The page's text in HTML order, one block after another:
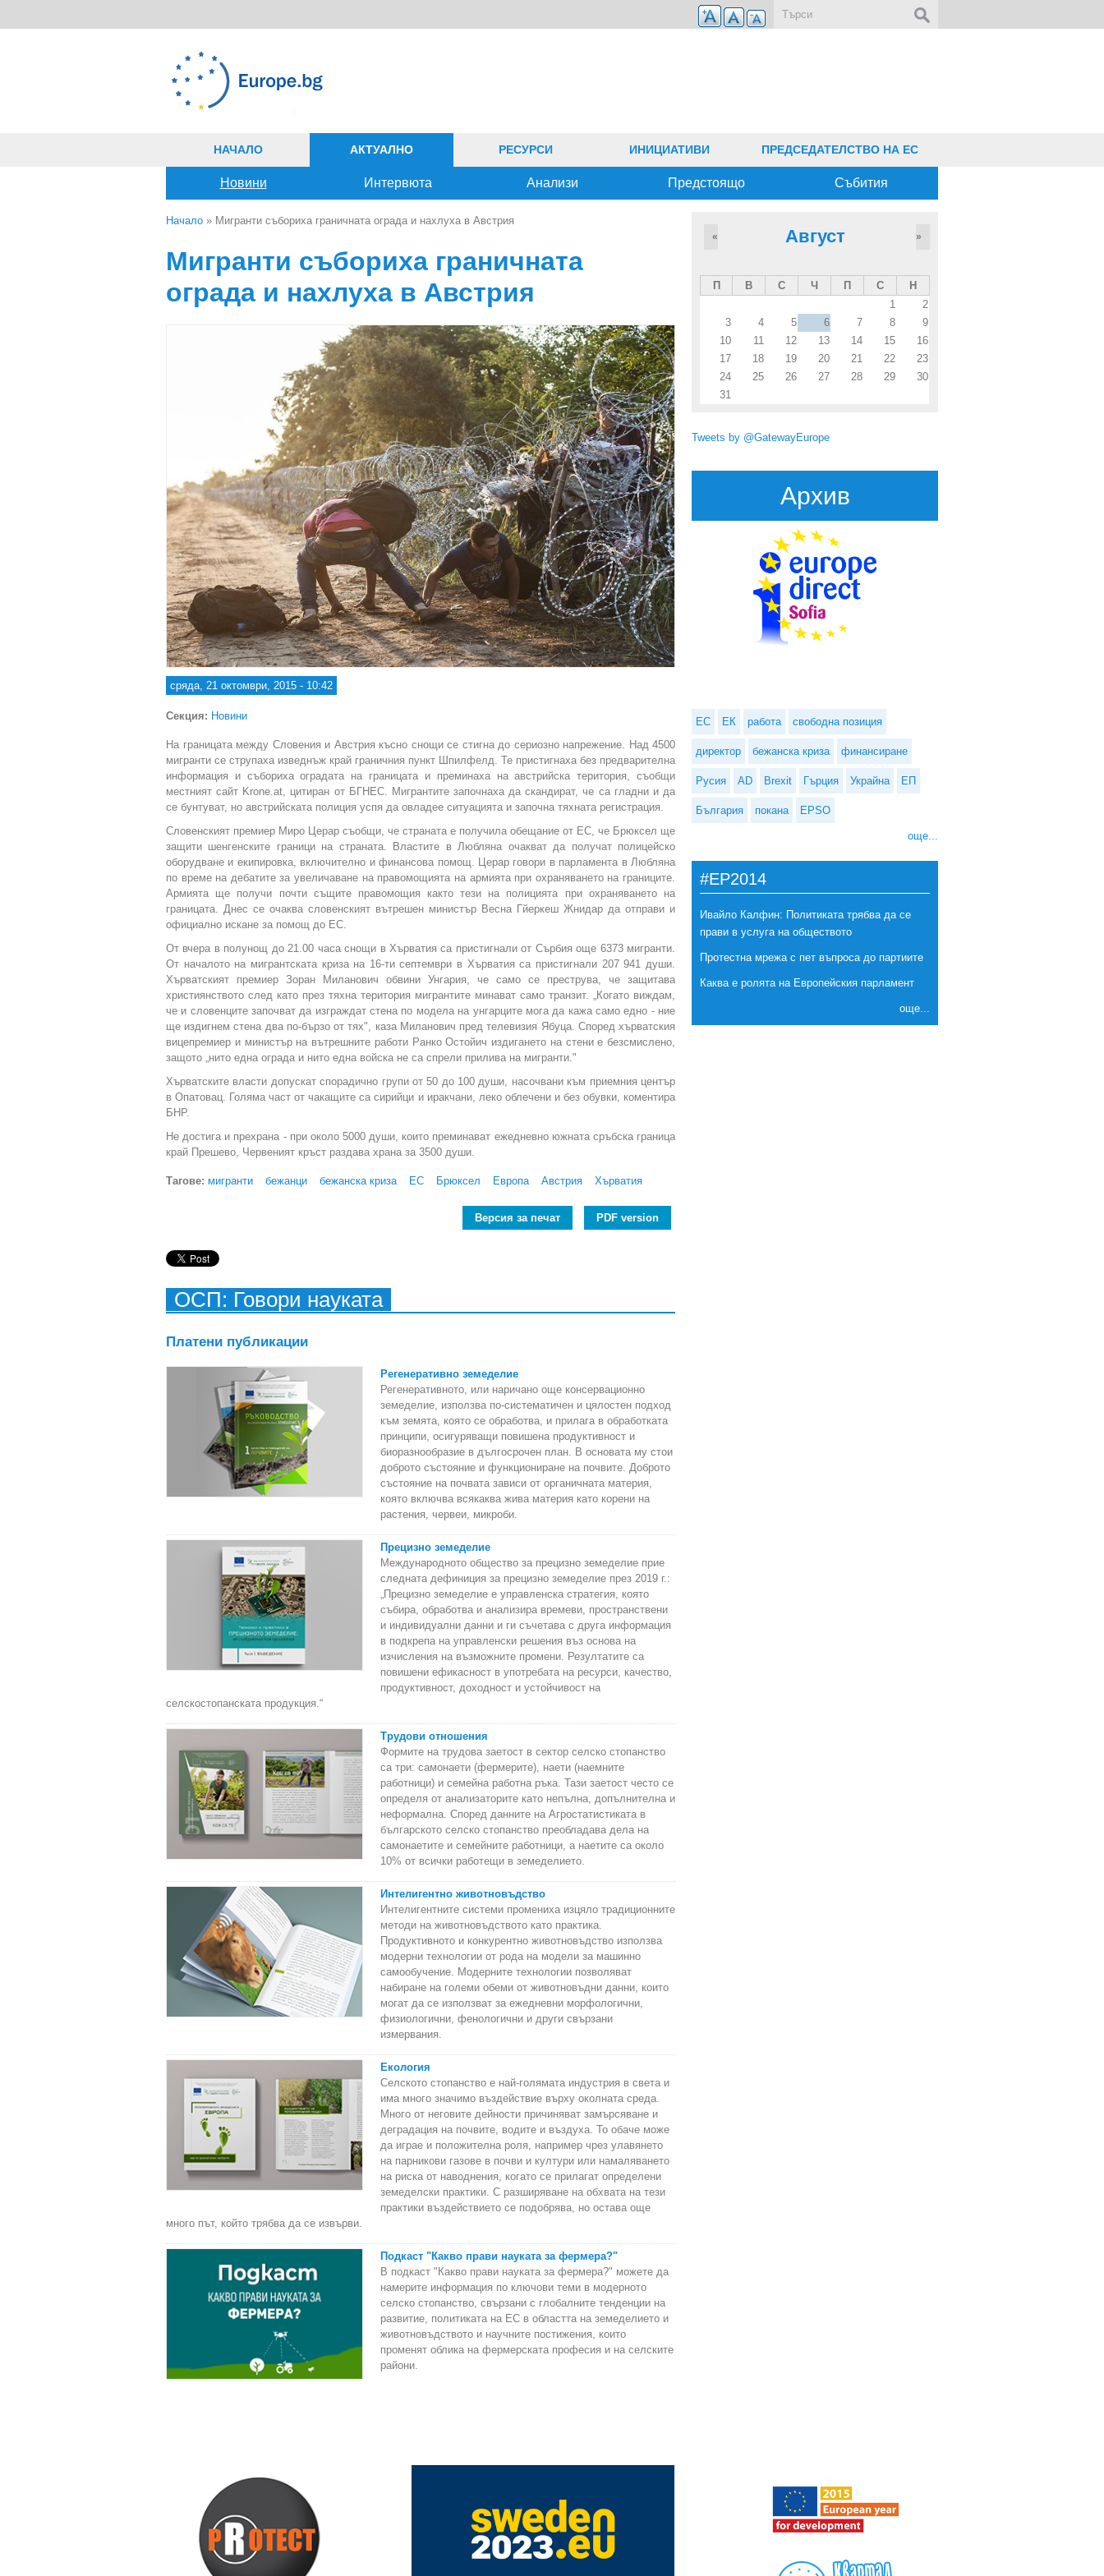
НАЧАЛО АКТУАЛНО
Новини Интервюта Анализи Предстоящо Събития
РЕСУРСИ ИНИЦИАТИВИ ПРЕДСЕДАТЕЛСТВО НА ЕС
Начало » Мигранти събориха граничната ограда и нахлуха в Австрия
Мигранти събориха граничната
ограда и нахлуха в Австрия
сряда, 21 октомври, 2015 - 10:42
Секция: Новини
На границата между Словения и Австрия късно снощи се стигна до сериозно напрежение. Над 4500
мигранти се струпаха изведнъж край граничния пункт Шпилфелд. Те пристигнаха без предварителна
информация и събориха оградата на границата и преминаха на австрийска територия, съобщи
местният сайт Krone.at, цитиран от БГНЕС. Мигрантите започнаха да скандират, че са гладни и да
се бунтуват, но австрийската полиция успя да овладее ситуацията и започна тяхната регистрация.
Словенският премиер Миро Церар съобщи, че страната е получила обещание от ЕС, че Брюксел ще
защити шенгенските граници на страната. Властите в Любляна очакват да получат полицейско
оборудване и екипировка, включително и финансова помощ. Церар говори в парламента в Любляна
по време на дебатите за увеличаване на правомощията на армията при охраняването на границите.
Армията ще получи почти същите правомощия както тези на полицията при охраняването на
границата. Днес се очаква словенският вътрешен министър Весна Гйеркеш Жнидар да отправи и
официално искане за помощ до ЕС.
От вчера в полунощ до 21.00 часа снощи в Хърватия са пристигнали от Сърбия още 6373 мигранти.
От началото на мигрантската криза на 16-ти септември в Хърватия са пристигнали 207 941 души.
Хърватският премиер Зоран Миланович обвини Унгария, че само се преструва, че защитава
християнството след като през тяхна територия мигрантите минават само транзит. „Когато виждам,
че и словенците започват да изграждат стена по модела на унгарците мога да кажа само едно - ние
ще издигнем стена два по-бързо от тях", каза Миланович пред телевизия Ябуца. Според хърватския
вицепремиер и министър на вътрешните работи Ранко Остойич издигането на стени е безсмислено,
защото „нито една ограда и нито една войска не са спрели прилива на мигранти."
Хърватските власти допускат спорадично групи от 50 до 100 души, насочвани към приемния център
в Опатовац. Голяма част от чакащите са сирийци и иракчани, леко облечени и без обувки, коментира
БНР.
Не достига и прехрана - при около 5000 души, които преминават ежедневно южната сръбска граница
край Прешево, Червеният кръст раздава храна за 3500 души.
Тагове: мигранти бежанци бежанска криза ЕС Брюксел Европа Австрия Хърватия
Версия за печат PDF version
ОСП: Говори науката
Платени публикации
Регенеративно земеделие
Регенеративното, или наричано още консервационно
земеделие, използва по-систематичен и цялостен подход
към земята, която се обработва, и прилага в обработката
принципи, осигуряващи повишена продуктивност и
биоразнообразие в дългосрочен план. В основата му стои
доброто състояние и функциониране на почвите. Доброто
състояние на почвата зависи от органичната материя,
която включва всякаква жива материя като корени на
растения, червеи, микроби.
Прецизно земеделие
Международното общество за прецизно земеделие прие
следната дефиниция за прецизно земеделие през 2019 г.:
„Прецизно земеделие е управленска стратегия, която
събира, обработва и анализира времеви, пространствени
и индивидуални данни и ги съчетава с друга информация
в подкрепа на управленски решения въз основа на
изчисления на възможните промени. Резултатите са
повишени ефикасност в употребата на ресурси, качество,
продуктивност, доходност и устойчивост на
селскостопанската продукция.“
Трудови отношения
Формите на трудова заетост в сектор селско стопанство
са три: самонаети (фермерите), наети (наемните
работници) и семейна работна ръка. Тази заетост често се
определя от анализаторите като непълна, допълнителна и
неформална. Според данните на Агростатистиката в
българското селско стопанство преобладава дела на
самонаетите и семейните работници, а наетите са около
10% от всички работещи в земеделието.
Интелигентно животновъдство
Интелигентните системи промениха изцяло традиционните
методи на животновъдството като практика.
Продуктивното и конкурентно животновъдство използва
модерни технологии от рода на модели за машинно
самообучение. Модерните технологии позволяват
набиране на големи обеми от животновъдни данни, които
могат да се използват за ежедневни морфологични,
физиологични, фенологични и други свързани
измервания.
Екология
Селското стопанство е най-голямата индустрия в света и
има много значимо въздействие върху околната среда.
Много от неговите дейности причиняват замърсяване и
деградация на почвите, водите и въздуха. То обаче може
да играе и положителна роля, например чрез улавянето
на парникови газове в почви и култури или намаляването
на риска от наводнения, когато се прилагат определени
земеделски практики. С разширяване на обхвата на тези
практики въздействието се подобрява, но остава още
много път, който трябва да се извърви.
Подкаст "Какво прави науката за фермера?"
В подкаст "Какво прави науката за фермера?" можете да
намерите информация по ключови теми в модерното
селско стопанство, свързани с глобалните тенденции на
развитие, политиката на ЕС в областта на земеделието и
животновъдството и научните постижения, които
променят облика на фермерската професия и на селските
райони.
Август
« »
П В С Ч П С
Н
1
2
3
4 5 6 7 8
9
10
11 12 13 14 15
16
17
18 19 20 21 22
23
24
25 26 27 28 29
30
31
Tweets by @GatewayEurope
Архив
ЕС ЕК работа свободна позиция
директор бежанска криза финансиране
Русия AD Brexit Гърция Украйна ЕП
България покана EPSO
още...
#EP2014
Ивайло Калфин: Политиката трябва да се
прави в услуга на обществото
Протестна мрежа с пет въпроса до партиите
Каква е ролята на Европейския парламент
още...